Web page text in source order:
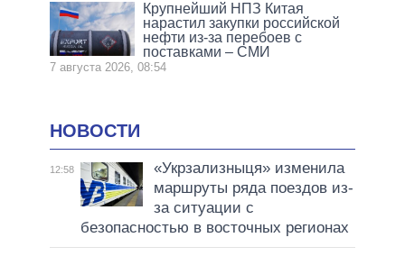
Крупнейший НПЗ Китая
нарастил закупки российской
нефти из-за перебоев с
поставками – СМИ
7 августа 2026, 08:54
НОВОСТИ
12:58
«Укрзализныця» изменила
маршруты ряда поездов из-
за ситуации с
безопасностью в восточных регионах